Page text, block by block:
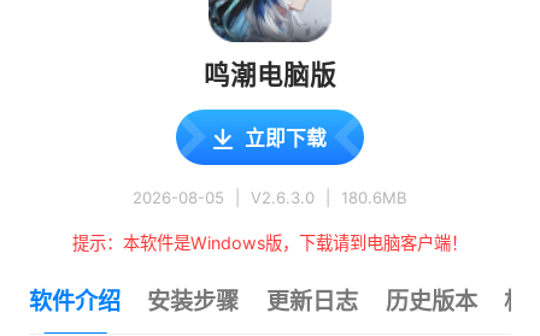
鸣潮电脑版
立即下载
2026-08-05 V2.6.3.0 180.6MB
提示：本软件是Windows版，下载请到电脑客户端！
软件介绍 安装步骤 更新日志 历史版本 相